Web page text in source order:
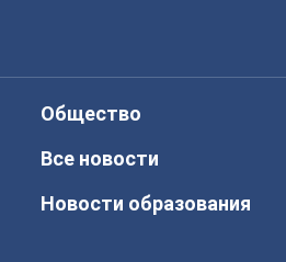
Общество
Все новости
Новости образования